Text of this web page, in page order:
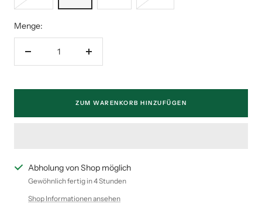
Menge:
Menge
ZUM WARENKORB HINZUFÜGEN
Abholung von Shop möglich
Gewöhnlich fertig in 4 Stunden
Shop Informationen ansehen